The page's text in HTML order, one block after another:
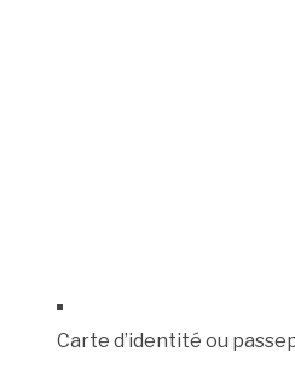
Carte d’identité ou